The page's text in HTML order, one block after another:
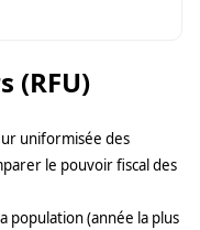
(RFU)
uniformisée des
le pouvoir fiscal des
population (année la plus